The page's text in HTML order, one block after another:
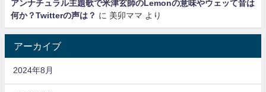
アンナチュラル主題歌で米津玄師のLemonの意味やウェッて音は
何か？Twitterの声は？ に 美卯ママ より
アーカイブ
2024年8月